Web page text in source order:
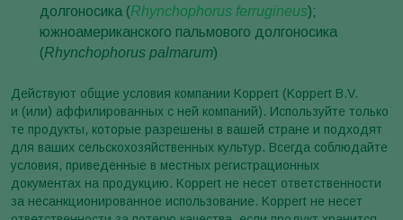
долгоносика (Rhynchophorus ferrugineus);
южноамериканского пальмового долгоносика
(Rhynchophorus palmarum)
Действуют общие условия компании Koppert (Koppert B.V.
и (или) аффилированных с ней компаний). Используйте только
те продукты, которые разрешены в вашей стране и подходят
для ваших сельскохозяйственных культур. Всегда соблюдайте
условия, приведенные в местных регистрационных
документах на продукцию. Koppert не несет ответственности
за несанкционированное использование. Koppert не несет